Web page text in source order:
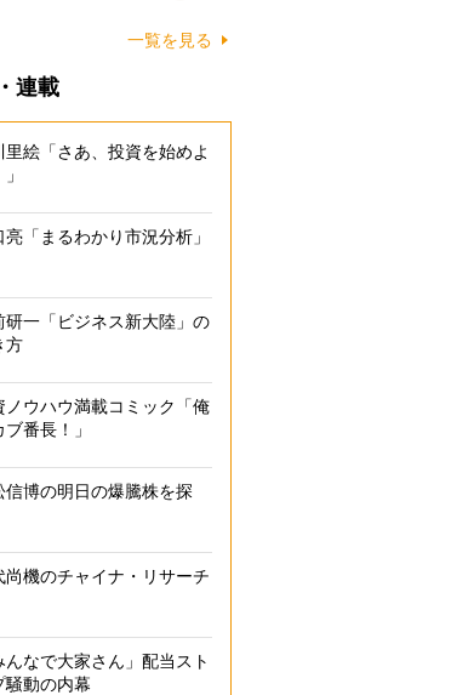
一覧を見る
連載
里絵「さあ、投資を始めよ
亮「まるわかり市況分析」
研一「ビジネス新大陸」の
方
ノウハウ満載コミック「俺
番長！」
信博の明日の爆騰株を探
尚機のチャイナ・リサーチ
んなで大家さん」配当スト
騒動の内幕